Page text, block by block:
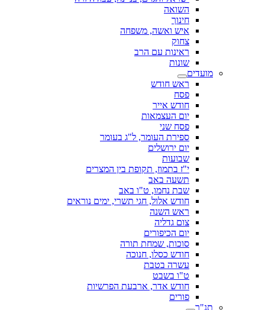
השואה
חינוך
איש ואשה, משפחה
צחוק
ראינות עם הרב
שונות
מועדים
ראש חודש
פסח
חודש אייר
יום העצמאות
פסח שני
ספירת העומר, ל"ג בעומר
יום ירושלים
שבועות
י"ז בתמוז, תקופת בין המצרים
תשעה באב
שבת נחמו, ט"ו באב
חודש אלול, חגי תשרי, ימים נוראים
ראש השנה
צום גדליה
יום הכיפורים
סוכות, שמחת תורה
חודש כסלו, חנוכה
עשרה בטבת
ט"ו בשבט
חודש אדר, ארבעת הפרשיות
פורים
תנ"ך